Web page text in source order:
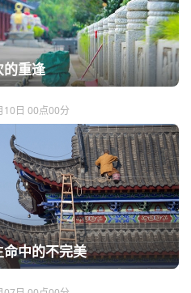
重逢
10日 00点00分
中的不完美